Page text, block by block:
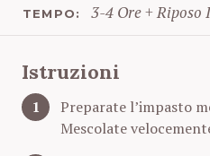
TEMPO: 3-4 Ore + Riposo
Istruzioni
Preparate l’impasto
Mescolate